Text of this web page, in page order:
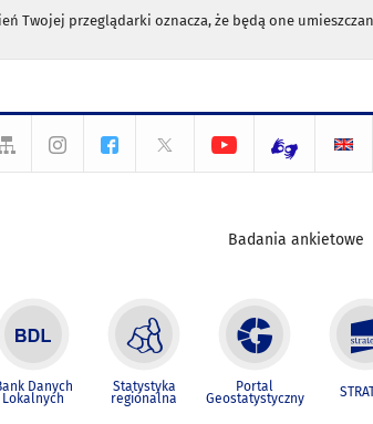
Twojej przeglądarki oznacza, że będą one
Badania ankietowe
Danych
Lokalnych
Statystyka
regionalna
Portal
Geostatystyczny